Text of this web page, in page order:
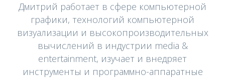
Дмитрий работает в сфере компьютерной
графики, технологий компьютерной
визуализации и высокопроизводительных
вычислений в индустрии media &
entertainment, изучает и внедряет
инструменты и программно-аппаратные